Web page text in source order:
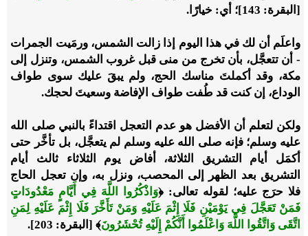
[البقرة: 143]؛ أي: خيارًا.
واعلَم أن لك في هذا اليوم إذا زالت الشمس، ورمَيت الجمرات
- أن تتعجَّل، بأن تخرج من منى قبل غروب الشمس، وتنزل إلى
مكة، وقد أكملتَ مناسك الحج، ولم يبقَ عليك سوى طواف
الوداع، إن كنت قد طُفت طواف الإفاضة وسعيتَ لحجك.
ولكن لتعلم أن الأفضل هو عدم التعجل اقتداءً بالنبي صلى الله
عليه وسلم؛ فإنه صلى الله عليه وسلم لم يتعجَّل، بل تأخَّر حتى
أكمَل أيام التشريق الثلاثة، أفاض يوم الثلاثاء ثالث أيام
التشريق بعد الظهر إلى المحصب، ونزل به، وإن تعجل الحاج
فلا حرَج عليه؛ لقوله تعالى: ﴿وَاذْكُرُوا اللَّهَ فِي أَيَّامٍ مَعْدُودَاتٍ
فَمَنْ تَعَجَّلَ فِي يَوْمَيْنِ فَلَا إِثْمَ عَلَيْهِ وَمَنْ تَأَخَّرَ فَلَا إِثْمَ عَلَيْهِ لِمَنِ
اتَّقَى وَاتَّقُوا اللَّهَ وَاعْلَمُوا أَنَّكُمْ إِلَيْهِ تُحْشَرُونَ﴾ [البقرة: 203].